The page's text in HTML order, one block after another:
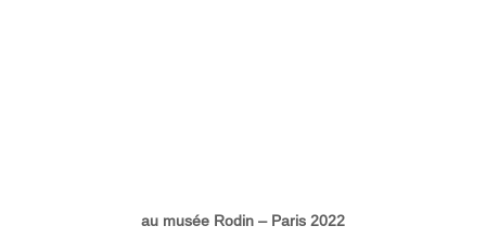
au musée Rodin – Paris 2022